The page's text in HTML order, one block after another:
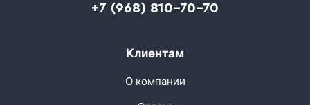
+7 (968) 810-70-70
Клиентам
О компании